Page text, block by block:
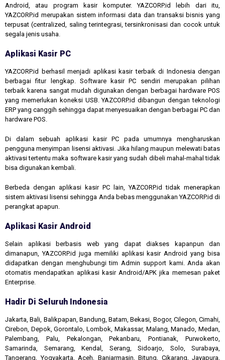
Android, atau program kasir komputer. YAZCORP.id lebih dari itu,
YAZCORP.id merupakan sistem informasi data dan transaksi bisnis yang
terpusat (centralized, saling terintegrasi, tersinkronisasi dan cocok untuk
segala jenis usaha.
Aplikasi Kasir PC
YAZCORP.id berhasil menjadi aplikasi kasir terbaik di Indonesia dengan
berbagai fitur lengkap. Software kasir PC sendiri merupakan pilihan
terbaik karena sangat mudah digunakan dengan berbagai hardware POS
yang memerlukan koneksi USB. YAZCORP.id dibangun dengan teknologi
ERP yang canggih sehingga dapat menyesuaikan dengan berbagai PC dan
hardware POS.
Di dalam sebuah aplikasi kasir PC pada umumnya mengharuskan
pengguna menyimpan lisensi aktivasi. Jika hilang maupun melewati batas
aktivasi tertentu maka software kasir yang sudah dibeli mahal-mahal tidak
bisa digunakan kembali.
Berbeda dengan aplikasi kasir PC lain, YAZCORP.id tidak menerapkan
sistem aktivasi lisensi sehingga Anda bebas menggunakan YAZCORP.id di
perangkat apapun.
Aplikasi Kasir Android
Selain aplikasi berbasis web yang dapat diakses kapanpun dan
dimanapun, YAZCORP.id juga memiliki aplikasi kasir Android yang bisa
didapatkan dengan menghubungi tim Admin support kami. Anda akan
otomatis mendapatkan aplikasi kasir Android/APK jika memesan paket
Enterprise.
Hadir Di Seluruh Indonesia
Jakarta, Bali, Balikpapan, Bandung, Batam, Bekasi, Bogor, Cilegon, Cimahi,
Cirebon, Depok, Gorontalo, Lombok, Makassar, Malang, Manado, Medan,
Palembang, Palu, Pekalongan, Pekanbaru, Pontianak, Purwokerto,
Samarinda, Semarang, Kendal, Serang, Sidoarjo, Solo, Surabaya,
Tangerang, Yogyakarta, Aceh, Banjarmasin, Bitung, Cikarang, Jayapura,